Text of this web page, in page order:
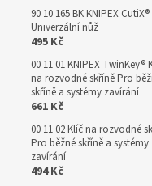
90 10 165 BK KNIPEX CutiX®
Univerzální nůž
495 Kč
00 11 01 KNIPEX TwinKey®
na rozvodné skříně Pro
skříně a systémy zavírání
661 Kč
00 11 02 Klíč na rozvodné
Pro běžné skříně a systémy
zavírání
494 Kč